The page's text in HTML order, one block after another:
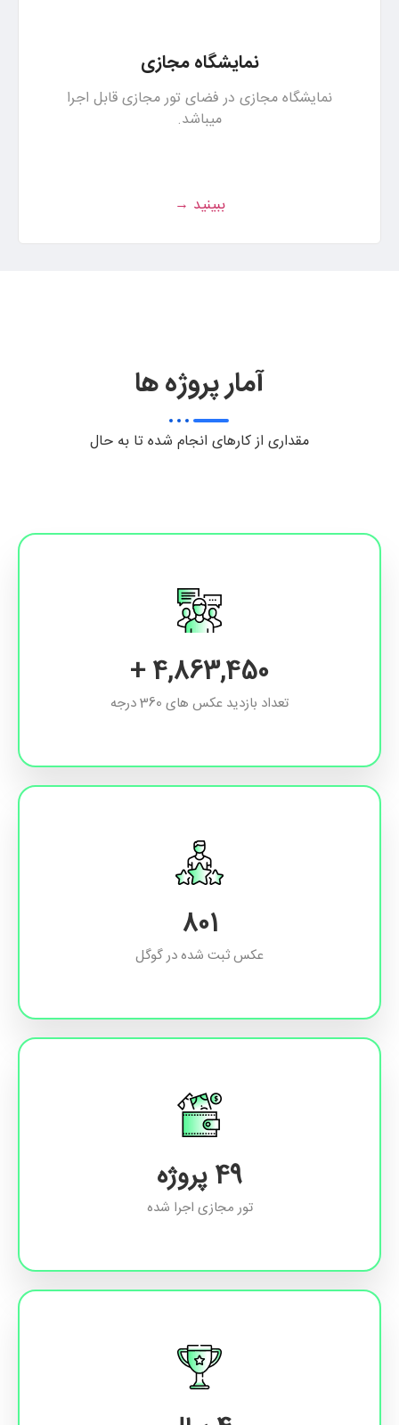
نمایشگاه مجازی
نمایشگاه مجازی در فضای تور مجازی قابل اجرا
میباشد.
ببینید →
آمار پروژه ها
مقداری از کارهای انجام شده تا به حال
6,930,113
+
تعداد بازدید عکس های 360 درجه
1,159
عکس ثبت شده در گوگل
72پروژه
تور مجازی اجرا شده